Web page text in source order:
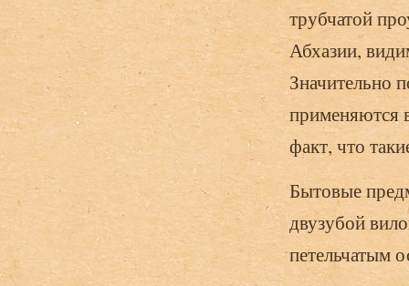
трубчатой
Абхазии,
Значительно
применяются
факт, что
Бытовые
двузубой
петельчатым